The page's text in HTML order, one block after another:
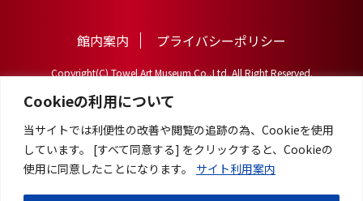
Cookieの利用について
当サイトでは利便性の改善や閲覧の追跡の為、Cookieを使用
しています。 [すべて同意する] をクリックすると、Cookieの
使用に同意したことになります。
サイト利用案内
館内案内 プライバシーポリシー
Copyright(C) Towel Art Museum Co.,Ltd. All Right Reserved.